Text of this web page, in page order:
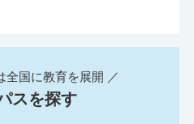
全国に教育を展開 ／
スを探す